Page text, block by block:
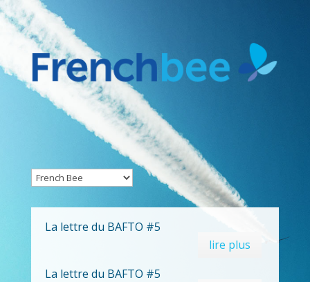
La lettre du BAFTO #5
lire plus
La lettre du BAFTO #5